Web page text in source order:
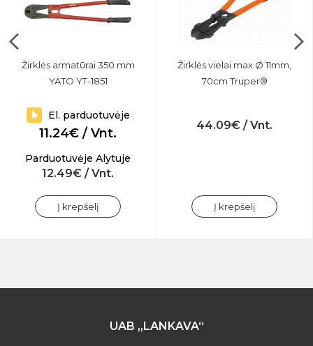
Žirklės armatūrai 350 mm
YATO YT-1851
El. parduotuvėje
11.24€ / Vnt.
Parduotuvėje Alytuje
12.49€ / Vnt.
Į krepšelį
Žirklės vielai max Ø 11mm,
70cm Truper®
44.09€ / Vnt.
Į krepšelį
UAB „LANKAVA“